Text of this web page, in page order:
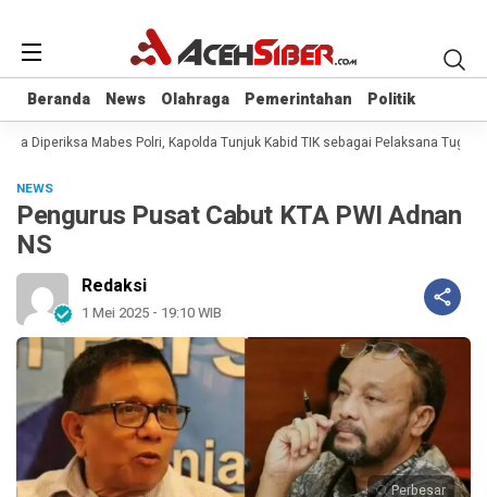
Beranda News Olahraga Pemerintahan Politik
Beranda News Olahraga Pemerintahan Politik
Diperiksa Mabes Polri, Kapolda Tunjuk Kabid TIK sebagai Pelaksana Tugas
NEWS
Pengurus Pusat Cabut KTA PWI Adnan
NS
Redaksi
1 Mei 2025 - 19:10 WIB
Perbesar